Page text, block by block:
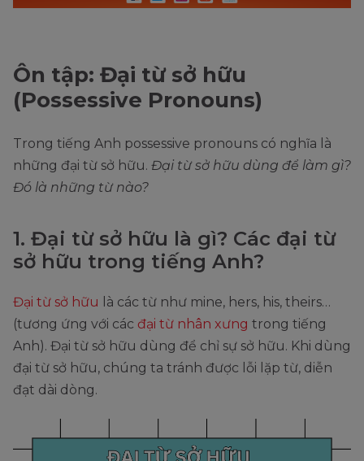
Ôn tập: Đại từ sở hữu
(Possessive Pronouns)
Trong tiếng Anh possessive pronouns có nghĩa là
những đại từ sở hữu. Đại từ sở hữu dùng để làm gì?
Đó là những từ nào?
1. Đại từ sở hữu là gì? Các đại từ
sở hữu trong tiếng Anh?
Đại từ sở hữu
là các từ như mine, hers, his, theirs…
(tương ứng với các đại từ nhân xưng trong tiếng
Anh). Đại từ sở hữu dùng để chỉ sự sở hữu. Khi dùng
đại từ sở hữu, chúng ta tránh được lỗi lặp từ, diễn
đạt dài dòng.